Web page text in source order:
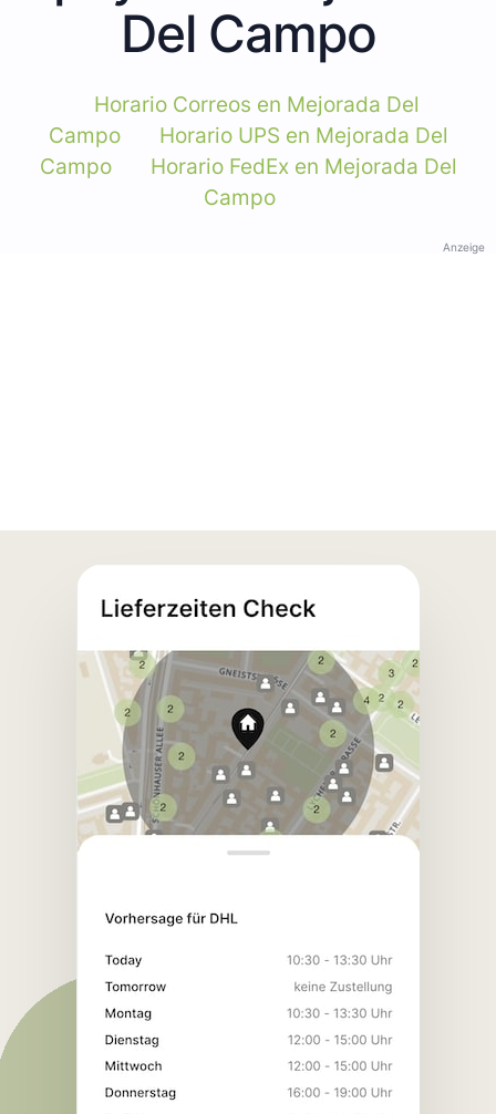
Del Campo
Horario Correos en Mejorada Del
Campo
Horario UPS en Mejorada Del
Campo
Horario FedEx en Mejorada Del
Campo
Anzeige